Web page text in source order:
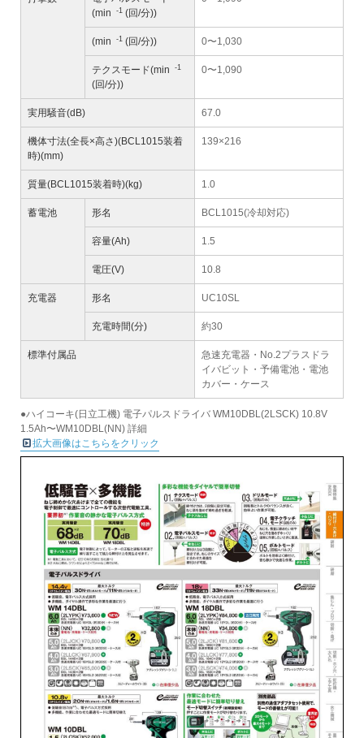
(min
-1 (回/分))
(min -1 (回/分)) 0〜1,030
テクスモード(min -1
(回/分))
0〜1,090
実用騒音(dB) 67.0
機体寸法(全長×高さ)(BCL1015装着
時)(mm)
139×216
質量(BCL1015装着時)(kg) 1.0
蓄電池 形名 BCL1015(冷却対応)
容量(Ah) 1.5
電圧(V) 10.8
充電器 形名 UC10SL
充電時間(分) 約30
標準付属品
急速充電器・No.2プラスドラ
イバビット・予備電池・電池
カバー・ケース
●ハイコーキ(日立工機) 電子パルスドライバ WM10DBL(2LSCK) 10.8V
1.5Ah〜WM10DBL(NN) 詳細
拡大画像はこちらをクリック